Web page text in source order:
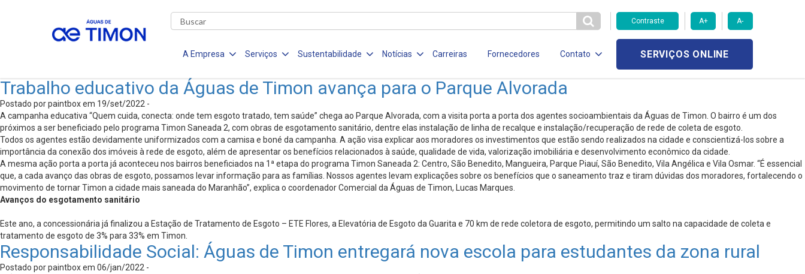
Contraste A+ A-
A Empresa Serviços Sustentabilidade Notícias Carreiras Fornecedores Contato SERVIÇOS ONLINE
Trabalho educativo da Águas de Timon avança para o Parque Alvorada
Postado por paintbox em 19/set/2022 -
A campanha educativa “Quem cuida, conecta: onde tem esgoto tratado, tem saúde” chega ao Parque Alvorada, com a visita porta a porta dos agentes socioambientais da Águas de Timon. O bairro é um dos
próximos a ser beneficiado pelo programa Timon Saneada 2, com obras de esgotamento sanitário, dentre elas instalação de linha de recalque e instalação/recuperação de rede de coleta de esgoto.
Todos os agentes estão devidamente uniformizados com a camisa e boné da campanha. A ação visa explicar aos moradores os investimentos que estão sendo realizados na cidade e conscientizá-los sobre a
importância da conexão dos imóveis à rede de esgoto, além de apresentar os benefícios relacionados à saúde, qualidade de vida, valorização imobiliária e desenvolvimento econômico da cidade.
A mesma ação porta a porta já aconteceu nos bairros beneficiados na 1ª etapa do programa Timon Saneada 2: Centro, São Benedito, Mangueira, Parque Piauí, São Benedito, Vila Angélica e Vila Osmar. “É essencial
que, a cada avanço das obras de esgoto, possamos levar informação para as famílias. Nossos agentes levam explicações sobre os benefícios que o saneamento traz e tiram dúvidas dos moradores, fortalecendo o
movimento de tornar Timon a cidade mais saneada do Maranhão”, explica o coordenador Comercial da Águas de Timon, Lucas Marques.
Avanços do esgotamento sanitário
Este ano, a concessionária já finalizou a Estação de Tratamento de Esgoto – ETE Flores, a Elevatória de Esgoto da Guarita e 70 km de rede coletora de esgoto, permitindo um salto na capacidade de coleta e
tratamento de esgoto de 3% para 33% em Timon.
Responsabilidade Social: Águas de Timon entregará nova escola para estudantes da zona rural
Postado por paintbox em 06/jan/2022 -